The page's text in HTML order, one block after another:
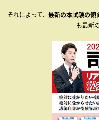
それによって、 最新の本試験の傾
も最新